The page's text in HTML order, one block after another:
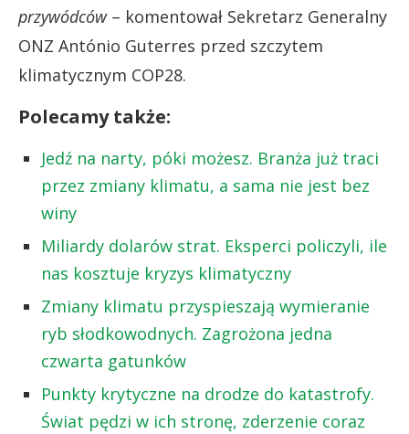
przywódców– komentował Sekretarz Generalny
ONZ António Guterres przed szczytem
klimatycznym COP28.
Polecamy także:
Jedź na narty, póki możesz. Branża już traci
przez zmiany klimatu, a sama nie jest bez
winy
Miliardy dolarów strat. Eksperci policzyli, ile
nas kosztuje kryzys klimatyczny
Zmiany klimatu przyspieszają wymieranie
ryb słodkowodnych. Zagrożona jedna
czwarta gatunków
Punkty krytyczne na drodze do katastrofy.
Świat pędzi w ich stronę, zderzenie coraz